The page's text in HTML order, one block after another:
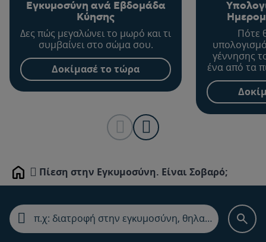
Εγκυμοσύνη ανά Εβδομάδα
Κύησης
Δες πώς μεγαλώνει το μωρό και τι
συμβαίνει στο σώμα σου.
Δοκίμασέ το τώρα
Πότε
γέννησης
ένα από τα
Home Πίεση στην Εγκυμοσύνη. Είναι Σοβαρό;